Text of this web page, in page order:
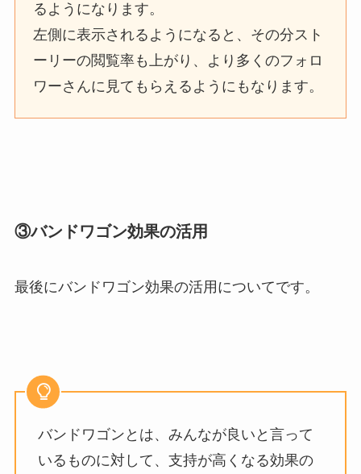
るようになります。
左側に表示されるようになると、その分スト
ーリーの閲覧率も上がり、より多くのフォロ
ワーさんに見てもらえるようにもなります。
③バンドワゴン効果の活用
最後にバンドワゴン効果の活用についてです。
バンドワゴンとは、みんなが良いと言って
いるものに対して、支持が高くなる効果の